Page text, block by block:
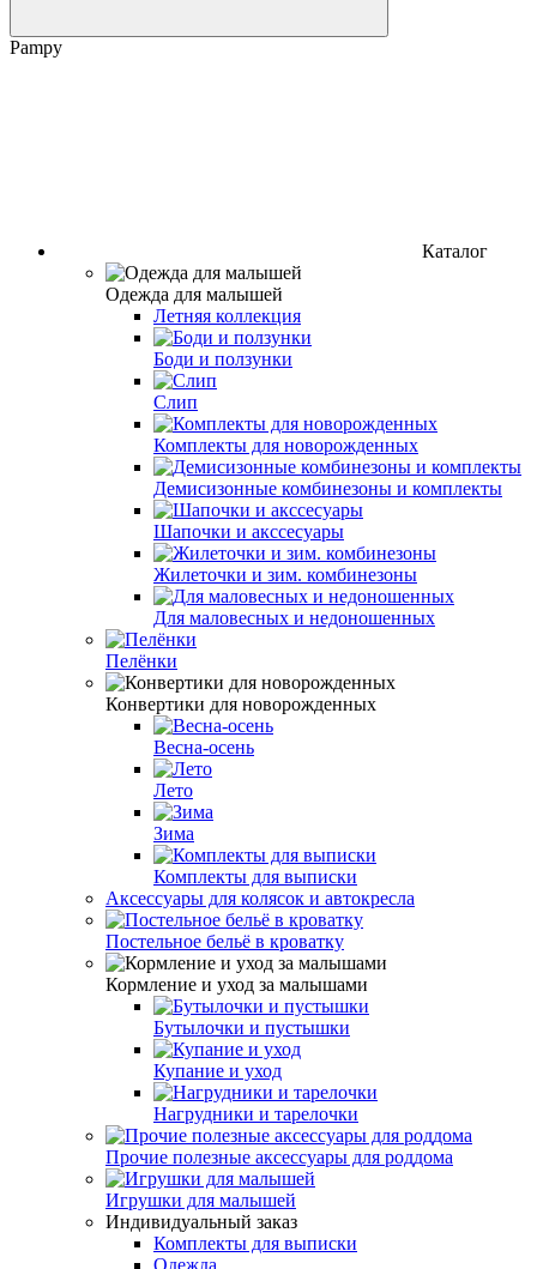
Pampy
Каталог
Одежда для малышей
Летняя коллекция
Боди и ползунки
Слип
Комплекты для новорожденных
Демисизонные комбинезоны и комплекты
Шапочки и акссесуары
Жилеточки и зим. комбинезоны
Для маловесных и недоношенных
Пелёнки
Конвертики для новорожденных
Весна-осень
Лето
Зима
Комплекты для выписки
Аксессуары для колясок и автокресла
Постельное бельё в кроватку
Кормление и уход за малышами
Бутылочки и пустышки
Купание и уход
Нагрудники и тарелочки
Прочие полезные аксессуары для роддома
Игрушки для малышей
Индивидуальный заказ
Комплекты для выписки
Одежда